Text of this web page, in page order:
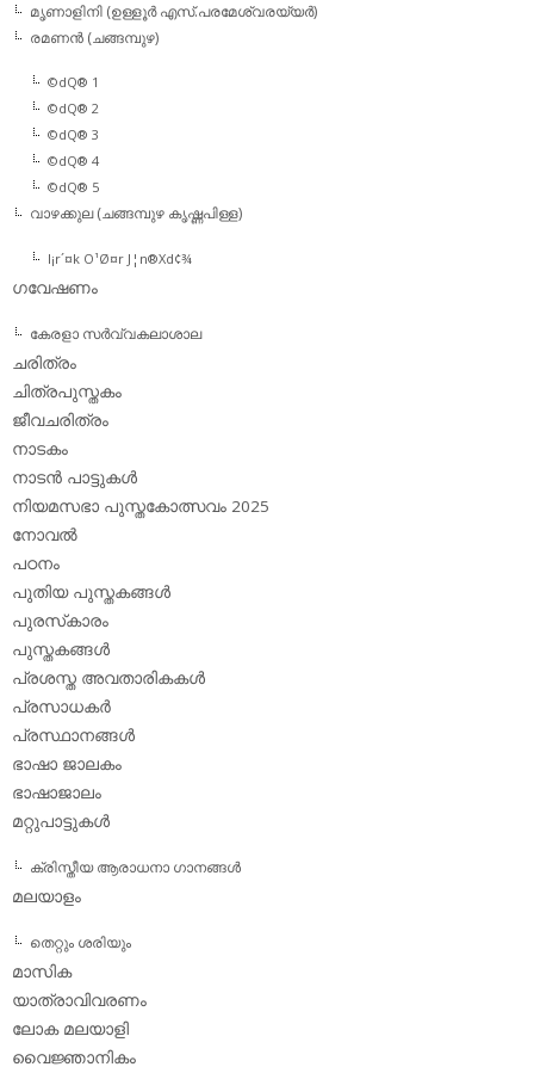
മൃണാളിനി (ഉള്ളൂര്‍ എസ്.പരമേശ്വരയ്യര്‍)
രമണന്‍ (ചങ്ങമ്പുഴ)
©dQ® 1
©dQ® 2
©dQ® 3
©dQ® 4
©dQ® 5
വാഴക്കുല (ചങ്ങമ്പുഴ കൃഷ്ണപിള്ള)
l¡r´¤k O¹Ø¤r J¦n®Xd¢¾
ഗവേഷണം
കേരളാ സര്‍വ്വകലാശാല
ചരിത്രം
ചിത്രപുസ്തകം
ജീവചരിത്രം
നാടകം
നാടന്‍ പാട്ടുകള്‍
നിയമസഭാ പുസ്തകോത്സവം 2025
നോവല്‍
പഠനം
പുതിയ പുസ്തകങ്ങള്‍
പുരസ്‌കാരം
പുസ്തകങ്ങള്‍
പ്രശസ്ത അവതാരികകള്‍
പ്രസാധകര്‍
പ്രസ്ഥാനങ്ങള്‍
ഭാഷാ ജാലകം
ഭാഷാജാലം
മറ്റുപാട്ടുകള്‍
ക്രിസ്തീയ ആരാധനാ ഗാനങ്ങള്‍
മലയാളം
തെറ്റും ശരിയും
മാസിക
യാത്രാവിവരണം
ലോക മലയാളി
വൈജ്ഞാനികം